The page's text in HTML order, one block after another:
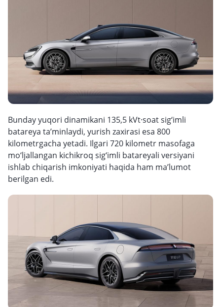
Bunday yuqori dinamikani 135,5 kVt·soat sig‘imli
batareya ta’minlaydi, yurish zaxirasi esa 800
kilometrgacha yetadi. Ilgari 720 kilometr masofaga
mo‘ljallangan kichikroq sig‘imli batareyali versiyani
ishlab chiqarish imkoniyati haqida ham ma’lumot
berilgan edi.